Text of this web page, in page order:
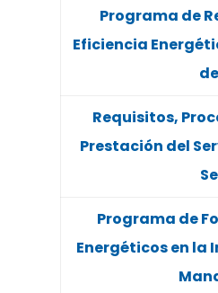
Programa de
Eficiencia
Requisitos,
Prestación del
Programa de
Energéticos en la